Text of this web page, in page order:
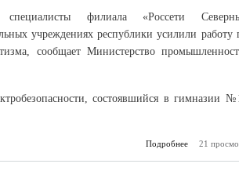
филиала «Россети
учреждениях республики усилили работу
сообщает Министерство
состоявшийся в гимназии
Подробнее
о
21